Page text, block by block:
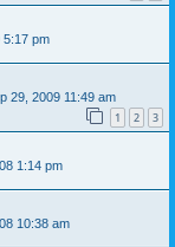
5:17 pm
29, 2009 11:49 am
1 2 3
1:14 pm
10:38 am